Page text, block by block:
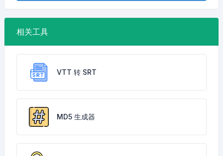
相关工具
VTT 转 SRT
MD5 生成器